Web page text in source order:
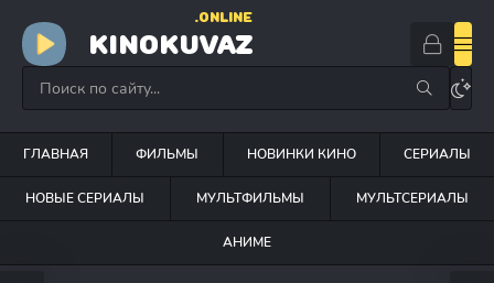
KINOKUVAZ
.ONLINE
ГЛАВНАЯ ФИЛЬМЫ НОВИНКИ КИНО СЕРИАЛЫ
НОВЫЕ СЕРИАЛЫ МУЛЬТФИЛЬМЫ МУЛЬТСЕРИАЛЫ
АНИМЕ